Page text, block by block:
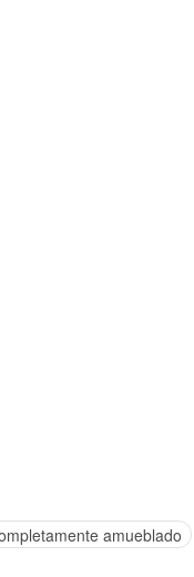
amueblado